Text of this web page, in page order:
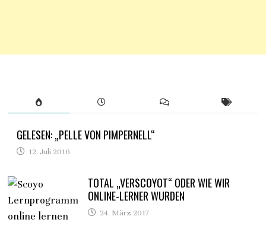
GELESEN: „PELLE VON PIMPERNELL“
12. Juli 2016
TOTAL „VERSCOYOT“ ODER WIE WIR
ONLINE-LERNER WURDEN
24. März 2017